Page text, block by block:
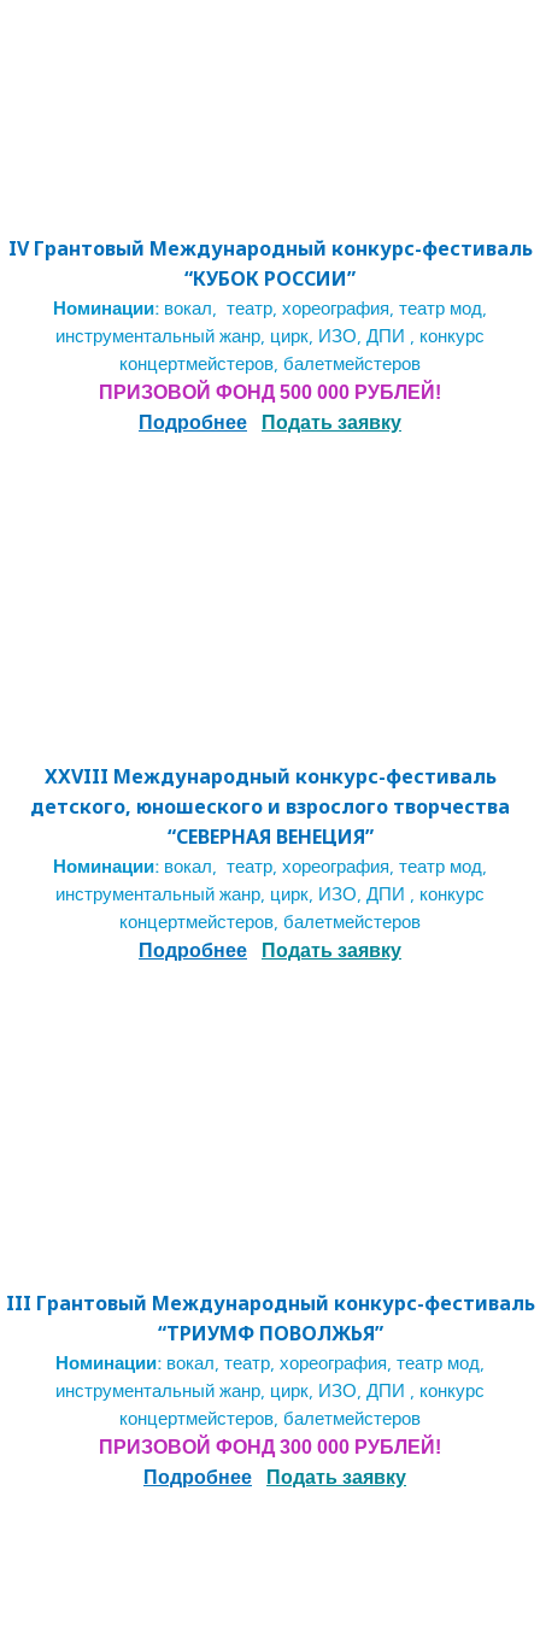
IV Грантовый Международный конкурс-фестиваль
“КУБОК РОССИИ”
Номинации:вокал, театр, хореография, театр мод,
инструментальный жанр, цирк, ИЗО, ДПИ , конкурс
концертмейстеров, балетмейстеров
ПРИЗОВОЙ ФОНД 500 000 РУБЛЕЙ!
Подробнее Подать заявку
XXVIII Международный конкурс-фестиваль
детского, юношеского и взрослого творчества
“СЕВЕРНАЯ ВЕНЕЦИЯ”
Номинации:вокал, театр, хореография, театр мод,
инструментальный жанр, цирк, ИЗО, ДПИ , конкурс
концертмейстеров, балетмейстеров
Подробнее Подать заявку
III Грантовый Международный конкурс-фестиваль
“ТРИУМФ ПОВОЛЖЬЯ”
Номинации:вокал, театр, хореография, театр мод,
инструментальный жанр, цирк, ИЗО, ДПИ , конкурс
концертмейстеров, балетмейстеров
ПРИЗОВОЙ ФОНД 300 000 РУБЛЕЙ!
Подробнее Подать заявку